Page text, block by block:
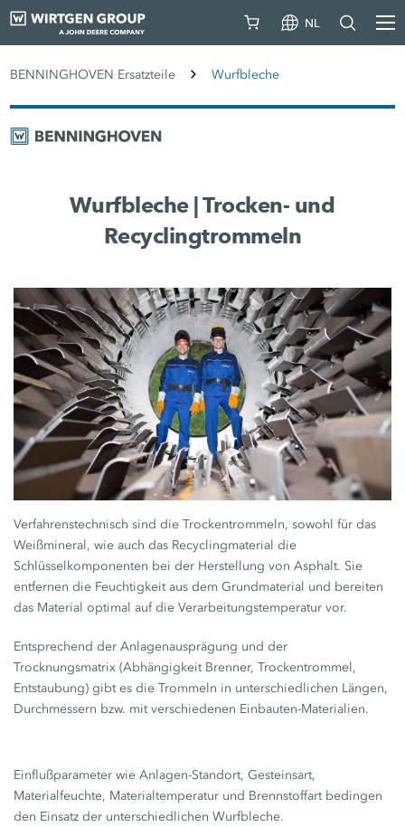
NL
BENNINGHOVEN Ersatzteile Wurfbleche
Wurfbleche | Trocken- und
Recyclingtrommeln
Verfahrenstechnisch sind die Trockentrommeln, sowohl für das
Weißmineral, wie auch das Recyclingmaterial die
Schlüsselkomponenten bei der Herstellung von Asphalt. Sie
entfernen die Feuchtigkeit aus dem Grundmaterial und bereiten
das Material optimal auf die Verarbeitungstemperatur vor.
Entsprechend der Anlagenausprägung und der
Trocknungsmatrix (Abhängigkeit Brenner, Trockentrommel,
Entstaubung) gibt es die Trommeln in unterschiedlichen Längen,
Durchmessern bzw. mit verschiedenen Einbauten-Materialien.
Einflußparameter wie Anlagen-Standort, Gesteinsart,
Materialfeuchte, Materialtemperatur und Brennstoffart bedingen
den Einsatz der unterschiedlichen Wurfbleche.